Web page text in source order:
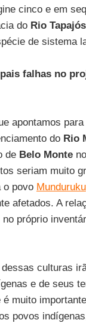
cinco e em
do Rio Tapajós
de sistema
falhas no
apontamos
do Rio
de Belo Monteno
seriam muito
o povo Munduruku
afetados. A
próprio
culturas
e de seus
muito
povos